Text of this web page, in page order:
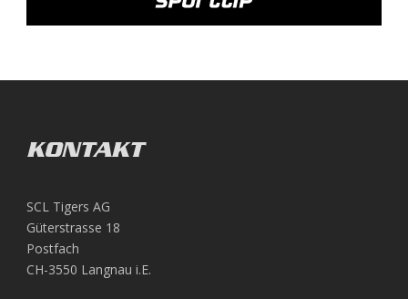
KONTAKT
SCL Tigers AG
Güterstrasse 18
Postfach
CH-3550 Langnau i.E.